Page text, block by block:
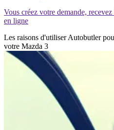
Vous créez votre demande,
en ligne
Les raisons d'utiliser Autobutler
votre Mazda 3